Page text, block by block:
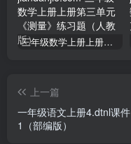
三年级数学上册上册第三单元《测量》练习题（人教版）
上一篇
一年级语文上册4.dtnl课件
1（部编版）